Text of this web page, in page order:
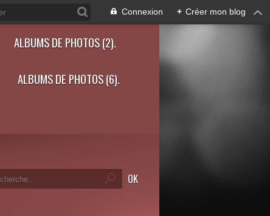
Connexion + Créer mon blog
ALBUMS DE PHOTOS (2).
ALBUMS DE PHOTOS (6).